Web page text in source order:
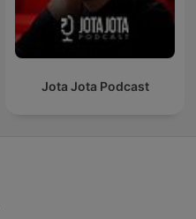
Jota Jota Podcast